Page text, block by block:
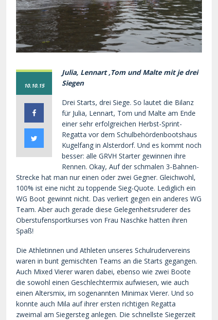
10.10.15
Julia, Lennart ,Tom und Malte mit je drei
Siegen
Drei Starts, drei Siege. So lautet die Bilanz
für Julia, Lennart, Tom und Malte am Ende
einer sehr erfolgreichen Herbst-Sprint-
Regatta vor dem Schulbehördenbootshaus
Kugelfang in Alsterdorf. Und es kommt noch
besser: alle GRVH Starter gewinnen ihre
Rennen. Okay, Auf der schmalen 3-Bahnen-
Strecke hat man nur einen oder zwei Gegner. Gleichwohl,
100% ist eine nicht zu toppende Sieg-Quote. Lediglich ein
WG Boot gewinnt nicht. Das verliert gegen ein anderes WG
Team. Aber auch gerade diese Gelegenheitsruderer des
Oberstufensportkurses von Frau Naschke hatten ihren
Spaß!
Die Athletinnen und Athleten unseres Schulrudervereins
waren in bunt gemischten Teams an die Starts gegangen.
Auch Mixed Vierer waren dabei, ebenso wie zwei Boote
die sowohl einen Geschlechtermix aufwiesen, wie auch
einen Altersmix, im sogenannten Minimax Vierer. Und so
konnte auch Mila auf ihrer ersten richtigen Regatta
zweimal am Siegersteg anlegen. Die schnellste Siegerzeit